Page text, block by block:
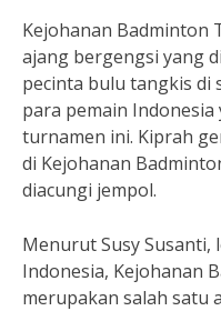
Kejohanan Badminton
ajang bergengsi yang
pecinta bulu tangkis di
para pemain
turnamen ini. Kiprah
di Kejohanan
diacungi jempol.
Menurut Susy Susanti,
Indonesia, Kejohanan
merupakan salah satu